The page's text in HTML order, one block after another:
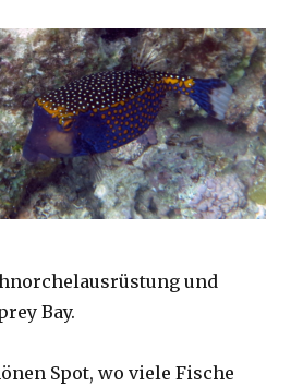
und
Bay.
Spot, wo viele Fische